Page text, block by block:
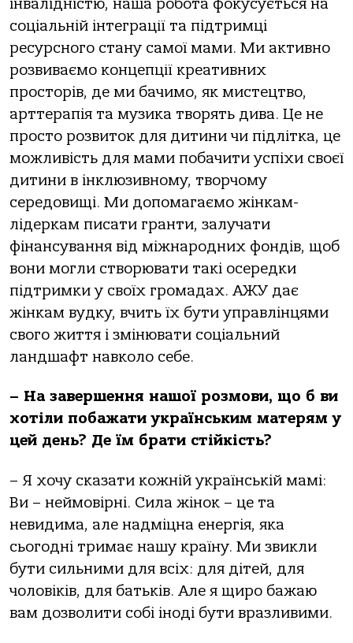
інвалідністю, наша робота фокусується на
соціальній інтеграції та підтримці
ресурсного стану самої мами. Ми активно
розвиваємо концепції креативних
просторів, де ми бачимо, як мистецтво,
арттерапія та музика творять дива. Це не
просто розвиток для дитини чи підлітка, це
можливість для мами побачити успіхи своєї
дитини в інклюзивному, творчому
середовищі. Ми допомагаємо жінкам-
лідеркам писати гранти, залучати
фінансування від міжнародних фондів, щоб
вони могли створювати такі осередки
підтримки у своїх громадах. АЖУ дає
жінкам вудку, вчить їх бути управлінцями
свого життя і змінювати соціальний
ландшафт навколо себе.
– На завершення нашої розмови, що б ви
хотіли побажати українським матерям у
цей день? Де їм брати стійкість?
– Я хочу сказати кожній українській мамі:
Ви – неймовірні. Сила жінок – це та
невидима, але надміцна енергія, яка
сьогодні тримає нашу країну. Ми звикли
бути сильними для всіх: для дітей, для
чоловіків, для батьків. Але я щиро бажаю
вам дозволити собі іноді бути вразливими.